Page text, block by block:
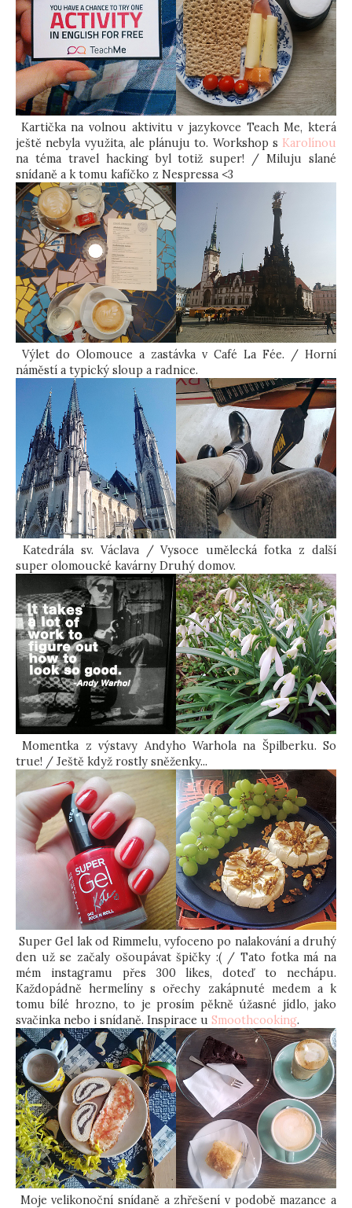
Kartička na volnou aktivitu v jazykovce Teach Me, která
ještě nebyla využita, ale plánuju to. Workshop s Karolínou
na téma travel hacking byl totiž super! / Miluju slané
snídaně a k tomu kafíčko z Nespressa <3
Výlet do Olomouce a zastávka v Café La Fée. / Horní
náměstí a typický sloup a radnice.
Katedrála sv. Václava / Vysoce umělecká fotka z další
super olomoucké kavárny Druhý domov.
Momentka z výstavy Andyho Warhola na Špilberku. So
true! / Ještě když rostly sněženky...
Super Gel lak od Rimmelu, vyfoceno po nalakování a druhý
den už se začaly ošoupávat špičky :( / Tato fotka má na
mém instagramu přes 300 likes, doteď to nechápu.
Každopádně hermelíny s ořechy zakápnuté medem a k
tomu bílé hrozno, to je prosím pěkně úžasné jídlo, jako
svačinka nebo i snídaně. Inspirace u Smoothcooking.
Moje velikonoční snídaně a zhřešení v podobě mazance a